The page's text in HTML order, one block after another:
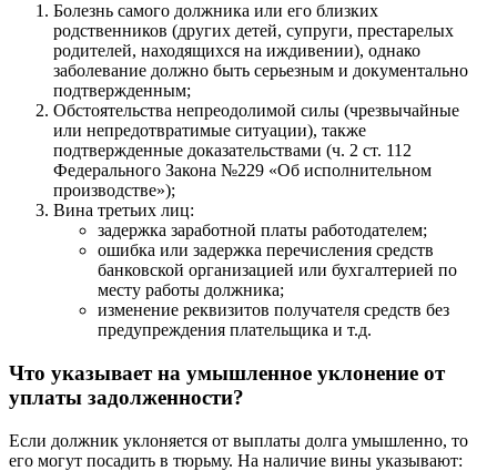
Болезнь самого должника или его близких
родственников (других детей, супруги, престарелых
родителей, находящихся на иждивении), однако
заболевание должно быть серьезным и документально
подтвержденным;
Обстоятельства непреодолимой силы (чрезвычайные
или непредотвратимые ситуации), также
подтвержденные доказательствами (ч. 2 ст. 112
Федерального Закона №229 «Об исполнительном
производстве»);
Вина третьих лиц:
задержка заработной платы работодателем;
ошибка или задержка перечисления средств
банковской организацией или бухгалтерией по
месту работы должника;
изменение реквизитов получателя средств без
предупреждения плательщика и т.д.
Что указывает на умышленное уклонение от
уплаты задолженности?
Если должник уклоняется от выплаты долга умышленно, то
его могут посадить в тюрьму. На наличие вины указывают: